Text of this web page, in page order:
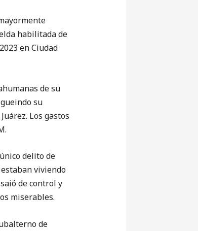
habilitada de
en Ciudad
de su
su
Los gastos
delito de
viviendo
de control y
miserables.
de